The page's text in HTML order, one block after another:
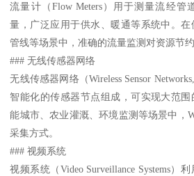
流量计（Flow Meters）用于测量流经管
量，广泛应用于供水、暖通等系统中。
管线等场景中，准确的流量监测对资源节
### 无线传感器网络
无线传感器网络（Wireless Sensor
智能化的传感器节点组成，可实现大范
能城市、农业灌溉、环境监测等场景中，
采集方式。
### 视频系统
视频系统（Video Surveillance Systems）